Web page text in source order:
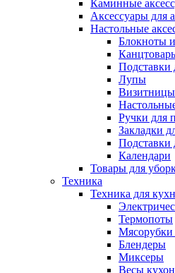
Каминные
Аксессуары для
Настольные
Блокноты
Подставки
Лупы
Визитницы
Ручки для
Закладки
Подставки
Календари
Товары для
Техника
Техника для
Термопоты
Мясорубки
Блендеры
Миксеры
Весы